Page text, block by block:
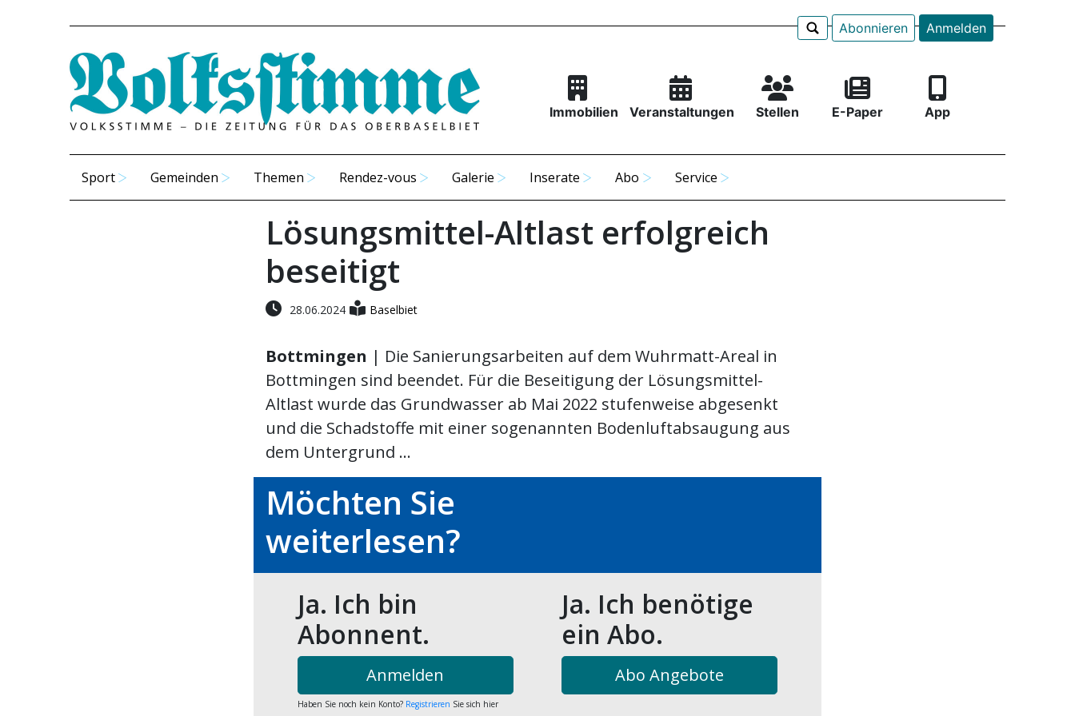
Abonnieren Anmelden
Immobilien Veranstaltungen Stellen E-Paper App
Sport Gemeinden Themen Rendez-vous Galerie Inserate Abo Service
Lösungsmittel-Altlast erfolgreich
beseitigt
28.06.2024 Baselbiet
Bottmingen | Die Sanierungsarbeiten auf dem Wuhrmatt-Areal in
Bottmingen sind beendet. Für die Beseitigung der Lösungsmittel-
Altlast wurde das Grundwasser ab Mai 2022 stufenweise abgesenkt
und die Schadstoffe mit einer sogenannten Bodenluftabsaugung aus
dem Untergrund ...
Möchten Sie
weiterlesen?
Ja. Ich bin
Abonnent.
Anmelden
Haben Sie noch kein Konto?Registrieren Sie sich hier
Ja. Ich benötige
ein Abo.
Abo Angebote